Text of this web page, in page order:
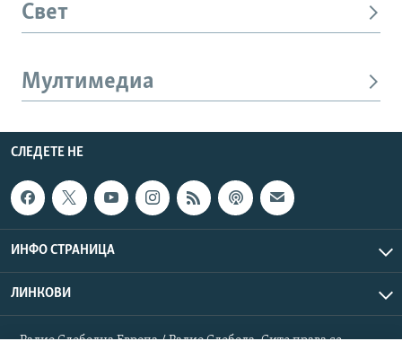
Свет
Мултимедиа
СЛЕДЕТЕ НЕ
ИНФО СТРАНИЦА
ЛИНКОВИ
Радио Слободна Европа / Радио Слобода. Сите права се